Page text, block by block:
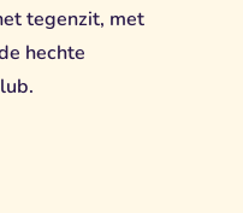
tegenzit, met
hechte